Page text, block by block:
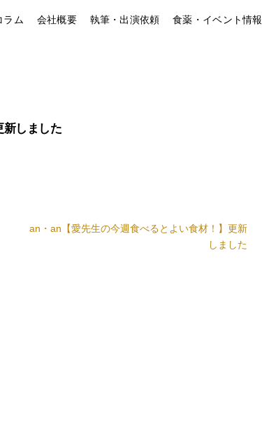
ラム 会社概要 執筆・出演依頼 食薬・イベント情報
しました
an・an【愛先生の今週食べるとよい食材！】更新
しました